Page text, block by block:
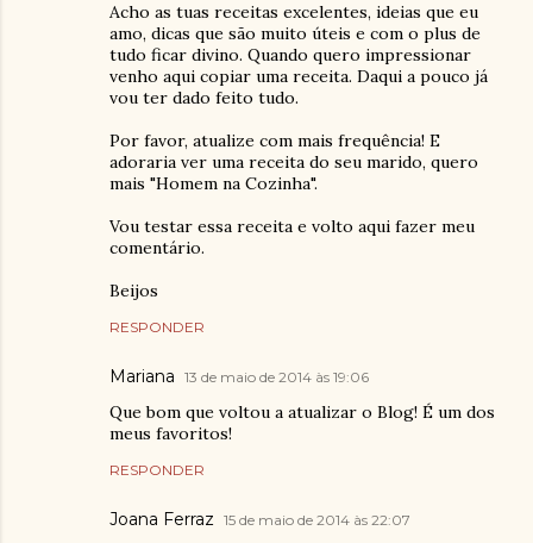
Acho as tuas receitas excelentes, ideias que eu
amo, dicas que são muito úteis e com o plus de
tudo ficar divino. Quando quero impressionar
venho aqui copiar uma receita. Daqui a pouco já
vou ter dado feito tudo.
Por favor, atualize com mais frequência! E
adoraria ver uma receita do seu marido, quero
mais "Homem na Cozinha".
Vou testar essa receita e volto aqui fazer meu
comentário.
Beijos
RESPONDER
Mariana 13 de maio de 2014 às 19:06
Que bom que voltou a atualizar o Blog! É um dos
meus favoritos!
RESPONDER
Joana Ferraz 15 de maio de 2014 às 22:07